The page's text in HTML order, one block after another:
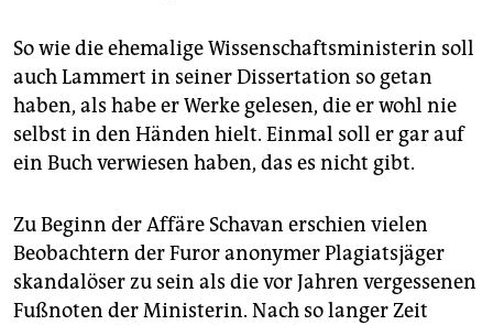
So wie die ehemalige Wissenschaftsministerin soll
auch Lammert in seiner Dissertation so getan
haben, als habe er Werke gelesen, die er wohl nie
selbst in den Händen hielt. Einmal soll er gar auf
ein Buch verwiesen haben, das es nicht gibt.
Zu Beginn der Affäre Schavan erschien vielen
Beobachtern der Furor anonymer Plagiatsjäger
skandalöser zu sein als die vor Jahren vergessenen
Fußnoten der Ministerin. Nach so langer Zeit